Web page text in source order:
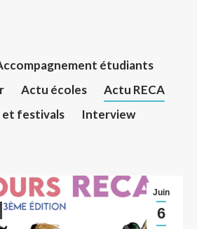
étudiants
Actu écoles
Actu RECA
et festivals
Interview
Juin
6